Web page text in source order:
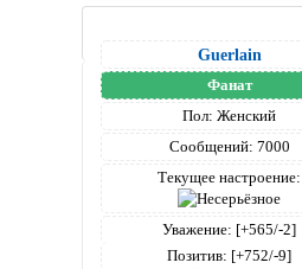
Guerlain
Фанат
Пол: Женский
Сообщений: 7000
Текущее настроение:
Уважение: [+565/-2]
Позитив: [+752/-9]